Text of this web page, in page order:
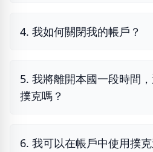
4. 我如何關閉我的帳戶？
5. 我將離開本國一段時間
撲克嗎？
6. 我可以在帳戶中使用撲